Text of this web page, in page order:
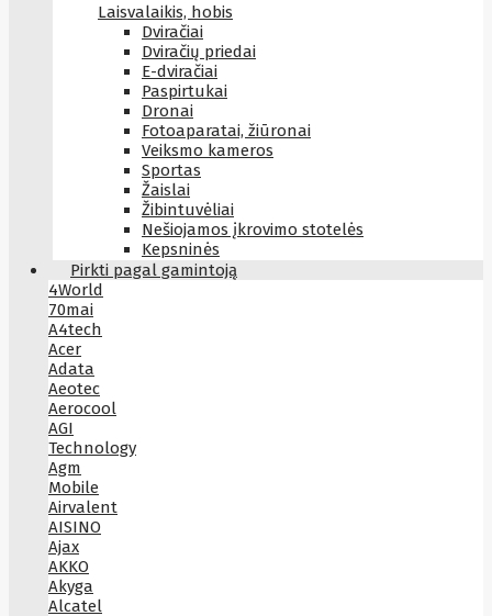
Laisvalaikis, hobis
Dviračiai
Dviračių priedai
E-dviračiai
Paspirtukai
Dronai
Fotoaparatai, žiūronai
Veiksmo kameros
Sportas
Žaislai
Žibintuvėliai
Nešiojamos įkrovimo stotelės
Kepsninės
Pirkti pagal gamintoją
4World
70mai
A4tech
Acer
Adata
Aeotec
Aerocool
AGI
Technology
Agm
Mobile
Airvalent
AISINO
Ajax
AKKO
Akyga
Alcatel